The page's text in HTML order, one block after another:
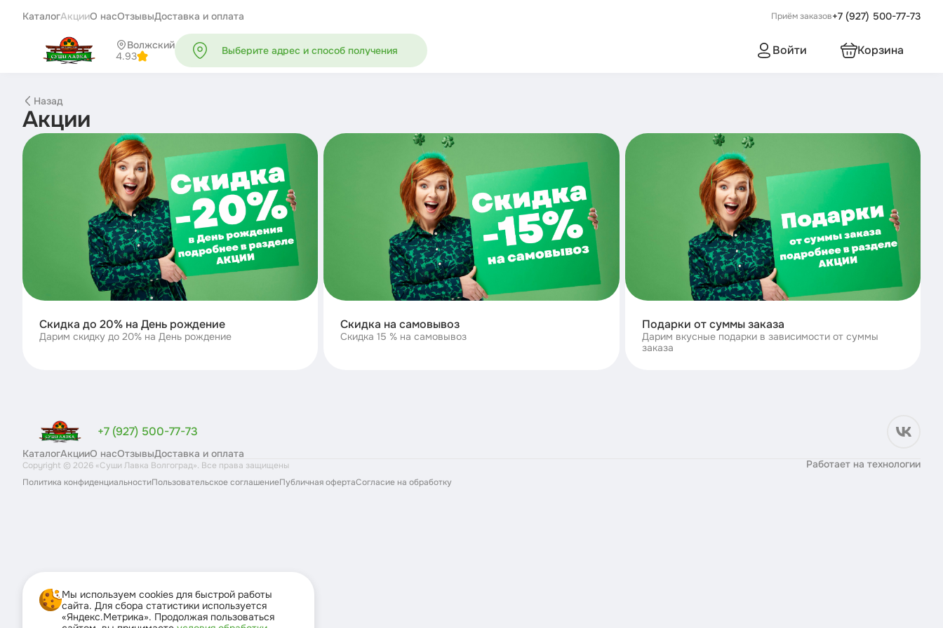
Мы используем cookies для быстрой работы
сайта. Для сбора статистики используется
«Яндекс.Метрика». Продолжая пользоваться
КаталогАкцииО насОтзывыДоставка и оплата Приём заказов+7 (927) 500-77-73
Волжский
4.93
Выберите адрес и способ получения Войти Корзина
Назад
Акции
Скидка до 20% на День рождение
Дарим скидку до 20% на День рождение
Скидка на самовывоз
Скидка 15 % на самовывоз
Подарки от суммы заказа
Дарим вкусные подарки в зависимости от суммы
заказа
+7 (927) 500-77-73
КаталогАкцииО насОтзывыДоставка и оплата
Copyright © 2026 «Суши Лавка Волгоград». Все права защищены
Политика конфиденциальностиПользовательское соглашениеПубличная офертаСогласие на обработку
Работает на технологии